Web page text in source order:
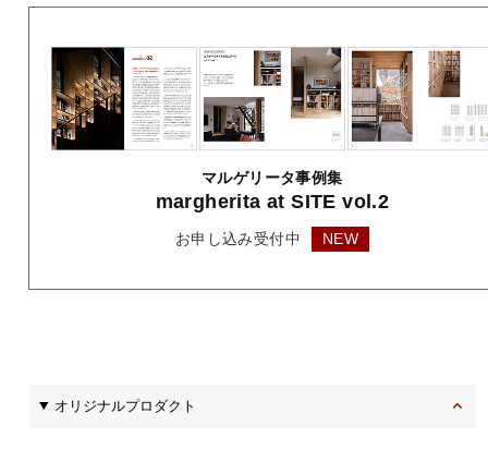
マルゲリータ事例集
margherita at SITE vol.2
お申し込み受付中 NEW
オリジナルプロダクト